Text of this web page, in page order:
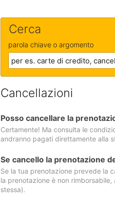
Cerca
parola chiave o argomento
Cancellazioni
Posso cancellare la
Certamente! Ma consulta le
andranno pagati direttamente alla
Se cancello la prenotazione
Se la tua prenotazione prevede la
la prenotazione è non
stessa).